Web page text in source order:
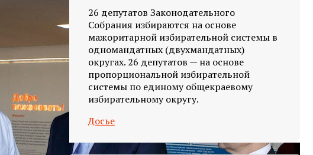
26 депутатов Законодательного
Собрания избираются на основе
мажоритарной избирательной системы в
одномандатных (двухмандатных)
округах. 26 депутатов — на основе
пропорциональной избирательной
системы по единому общекраевому
избирательному округу.
Досье